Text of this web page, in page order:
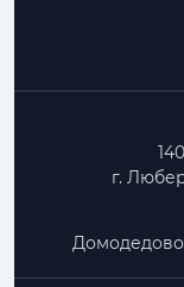
г.